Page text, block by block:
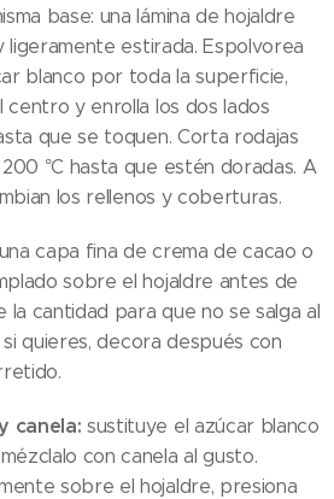
base: una lámina de hojaldre
estirada. Espolvorea
blanco por toda la superficie,
centro y enrolla los dos lados
que se toquen. Corta rodajas
°C hasta que estén doradas. A
los rellenos y coberturas.
capa fina de crema de cacao o
sobre el hojaldre antes de
la cantidad para que no se salga al
quieres, decora después con
canela: sustituye el azúcar blanco
con canela al gusto.
sobre el hojaldre, presiona